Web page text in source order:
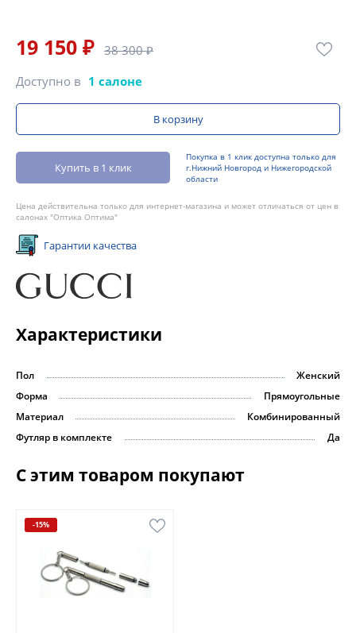
19 150 ₽ 38 300 ₽
Доступно в 1 салоне
В корзину
Купить в 1 клик
Покупка в 1 клик доступна только для
г.Нижний Новгород и Нижегородской
области
Цена действительна только для интернет-магазина и может отличаться от цен в
салонах "Оптика Оптима"
Гарантии качества
Характеристики
Пол
Женский
Форма
Прямоугольные
Материал
Комбинированный
Футляр в комплекте
Да
С этим товаром покупают
-15%